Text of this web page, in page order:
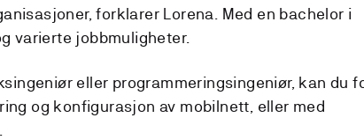
forklarer Lorena. Med en bachelor i
varierte jobbmuligheter.
eller programmeringsingeniør, kan du
og konfigurasjon av mobilnett, eller med